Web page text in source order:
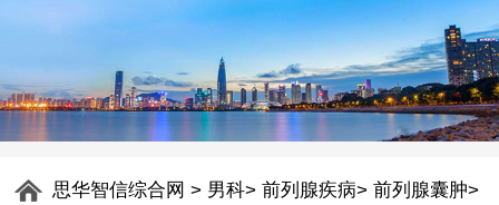
思华智信综合网 > 男科>前列腺疾病>前列腺囊肿>